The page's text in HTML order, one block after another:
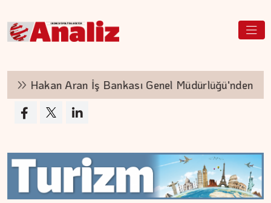
Hakan Aran İş Bankası Genel Müdürlüğü'nden